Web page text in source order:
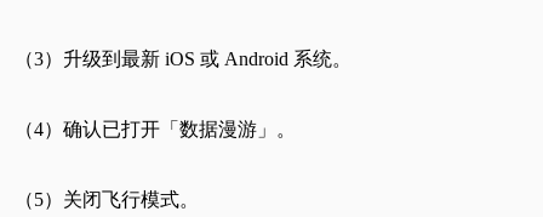
（3）升级到最新 iOS 或 Android 系统。
（4）确认已打开「数据漫游」。
（5）关闭飞行模式。